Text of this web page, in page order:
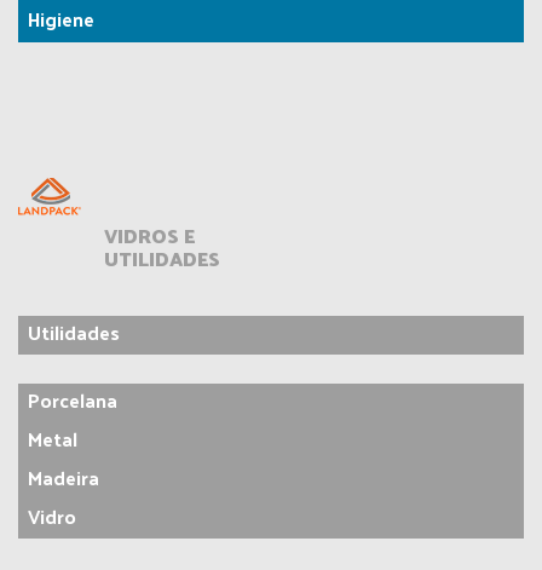
Higiene
VIDROS E
UTILIDADES
Utilidades
Porcelana
Metal
Madeira
Vidro